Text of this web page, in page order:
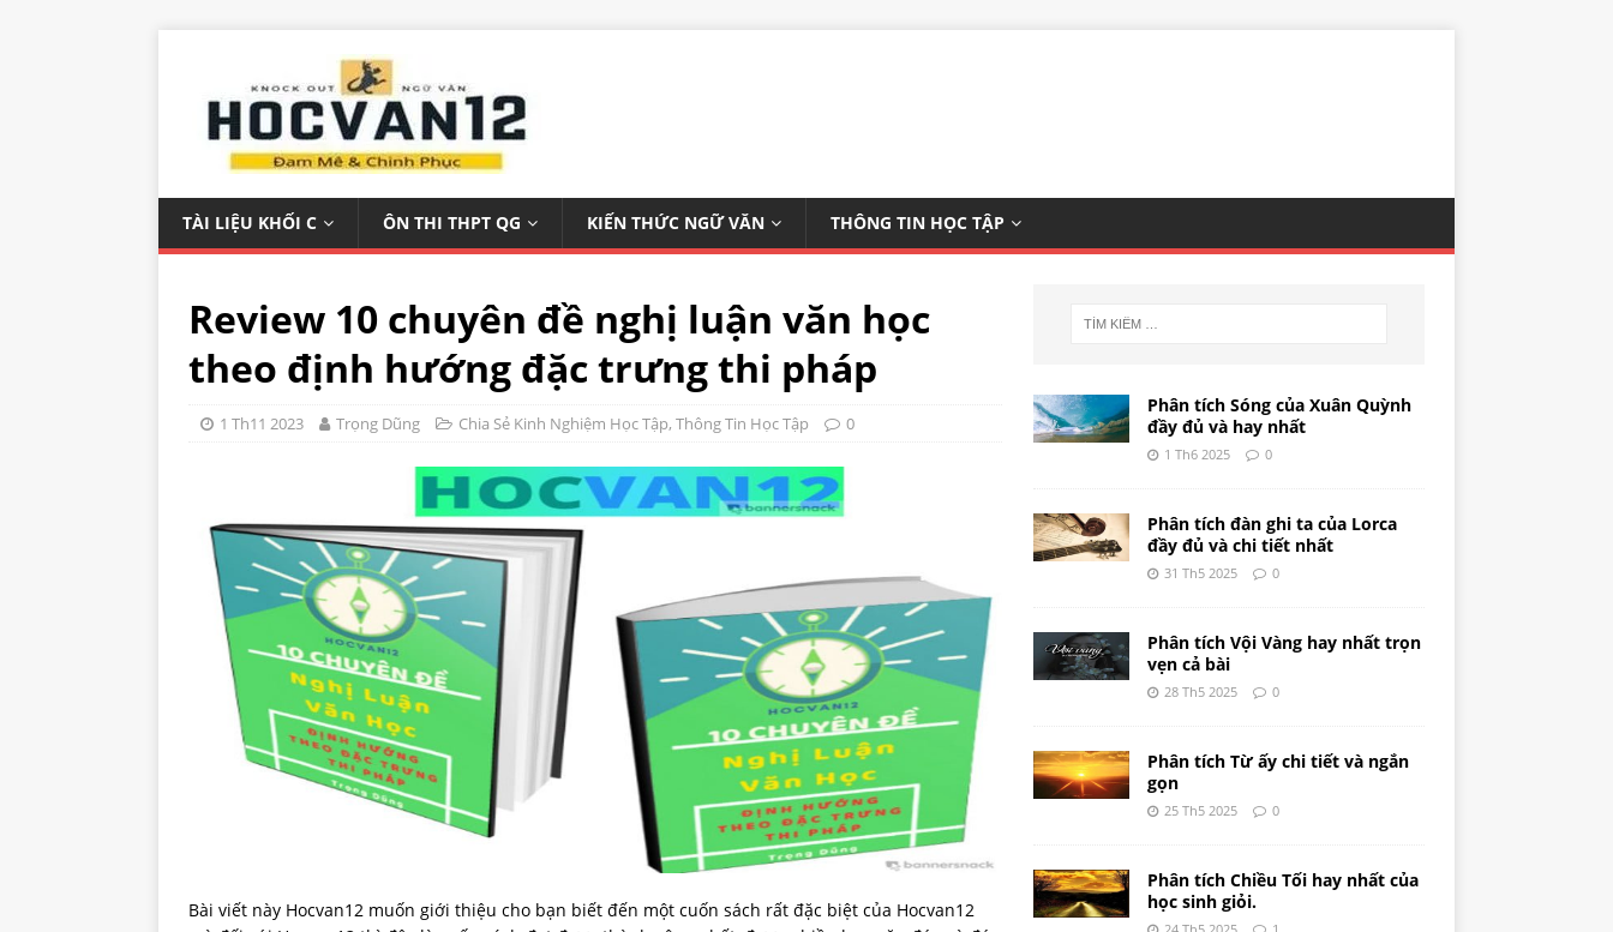
TÀI LIỆU KHỐI C ÔN THI THPT QG KIẾN THỨC NGỮ VĂN THÔNG TIN HỌC TẬP
Review 10 chuyên đề nghị luận văn học
theo định hướng đặc trưng thi pháp
1 Th11 2023 Trọng Dũng Chia Sẻ Kinh Nghiệm Học Tập, Thông Tin Học Tập 0
Bài viết này Hocvan12 muốn giới thiệu cho bạn biết đến một cuốn sách rất đặc biệt của Hocvan12
Phân tích Sóng của Xuân Quỳnh
đầy đủ và hay nhất
1 Th6 2025 0
Phân tích đàn ghi ta của Lorca
đầy đủ và chi tiết nhất
31 Th5 2025 0
Phân tích Vội Vàng hay nhất trọn
vẹn cả bài
28 Th5 2025 0
Phân tích Từ ấy chi tiết và ngắn
gọn
25 Th5 2025 0
Phân tích Chiều Tối hay nhất của
học sinh giỏi.